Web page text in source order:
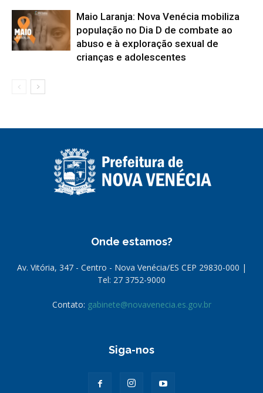
Maio Laranja: Nova Venécia mobiliza
população no Dia D de combate ao
abuso e à exploração sexual de
crianças e adolescentes
Onde estamos?
Av. Vitória, 347 - Centro - Nova Venécia/ES CEP 29830-000 |
Tel: 27 3752-9000
Contato: gabinete@novavenecia.es.gov.br
Siga-nos